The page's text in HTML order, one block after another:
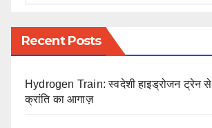
Recent Posts
Hydrogen Train: स्वदेशी हाइड्रोजन ट्रेन से
क्रांति का आगाज़